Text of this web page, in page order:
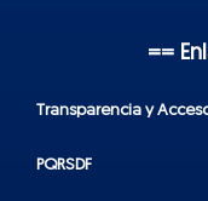
==
Transparencia y
PQRSDF